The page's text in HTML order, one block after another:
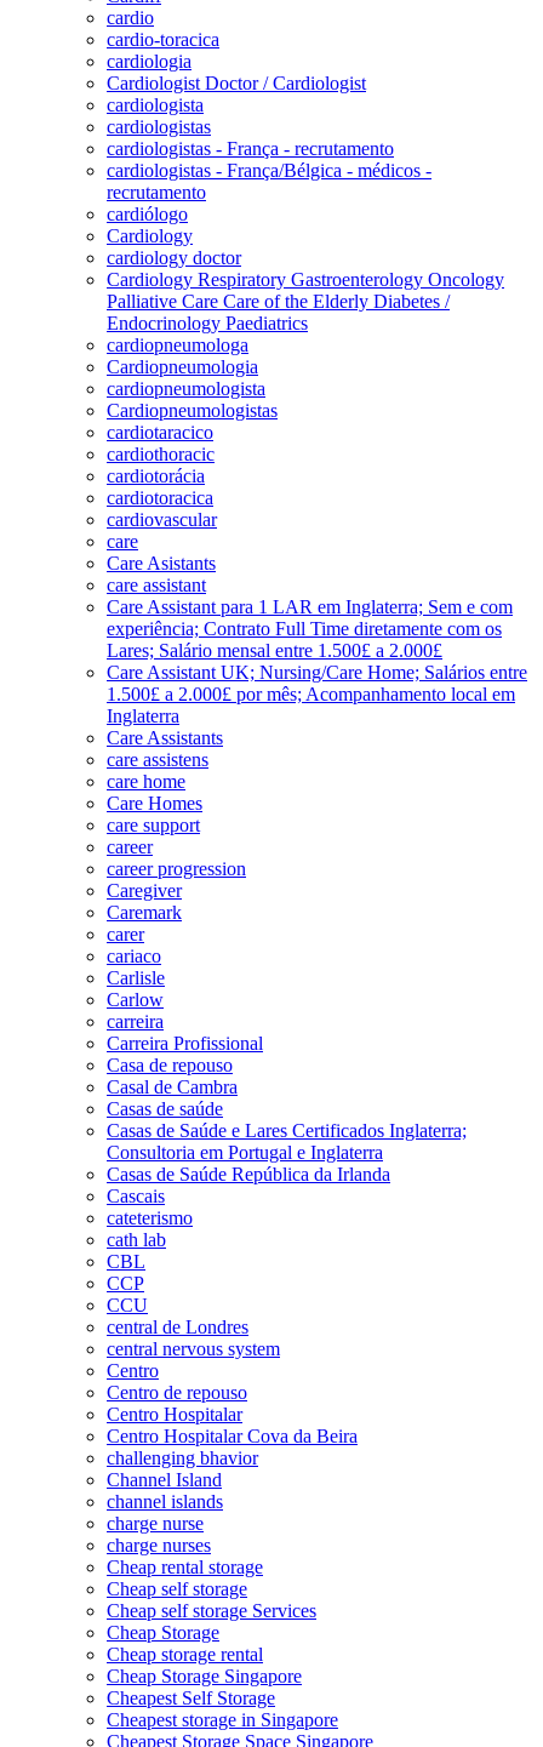
cardio
cardio-toracica
cardiologia
Cardiologist Doctor / Cardiologist
cardiologista
cardiologistas
cardiologistas - França - recrutamento
cardiologistas - França/Bélgica - médicos -
recrutamento
cardiólogo
Cardiology
cardiology doctor
Cardiology Respiratory Gastroenterology Oncology
Palliative Care Care of the Elderly Diabetes /
Endocrinology Paediatrics
cardiopneumologa
Cardiopneumologia
cardiopneumologista
Cardiopneumologistas
cardiotaracico
cardiothoracic
cardiotorácia
cardiotoracica
cardiovascular
care
Care Asistants
care assistant
Care Assistant para 1 LAR em Inglaterra; Sem e com
experiência; Contrato Full Time diretamente com os
Lares; Salário mensal entre 1.500£ a 2.000£
Care Assistant UK; Nursing/Care Home; Salários entre
1.500£ a 2.000£ por mês; Acompanhamento local em
Inglaterra
Care Assistants
care assistens
care home
Care Homes
care support
career
career progression
Caregiver
Caremark
carer
cariaco
Carlisle
Carlow
carreira
Carreira Profissional
Casa de repouso
Casal de Cambra
Casas de saúde
Casas de Saúde e Lares Certificados Inglaterra;
Consultoria em Portugal e Inglaterra
Casas de Saúde República da Irlanda
Cascais
cateterismo
cath lab
CBL
CCP
CCU
central de Londres
central nervous system
Centro
Centro de repouso
Centro Hospitalar
Centro Hospitalar Cova da Beira
challenging bhavior
Channel Island
channel islands
charge nurse
charge nurses
Cheap rental storage
Cheap self storage
Cheap self storage Services
Cheap Storage
Cheap storage rental
Cheap Storage Singapore
Cheapest Self Storage
Cheapest storage in Singapore
Cheapest Storage Space Singapore